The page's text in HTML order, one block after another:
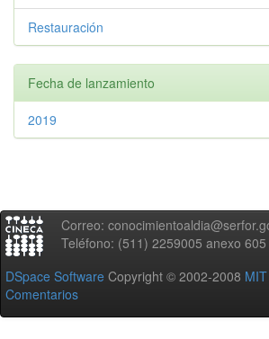
Restauración
Fecha de lanzamiento
2019
Correo:
Teléfono: (511) 2259005 anexo 605
DSpace Software Copyright © 2002-2008 MIT
Comentarios